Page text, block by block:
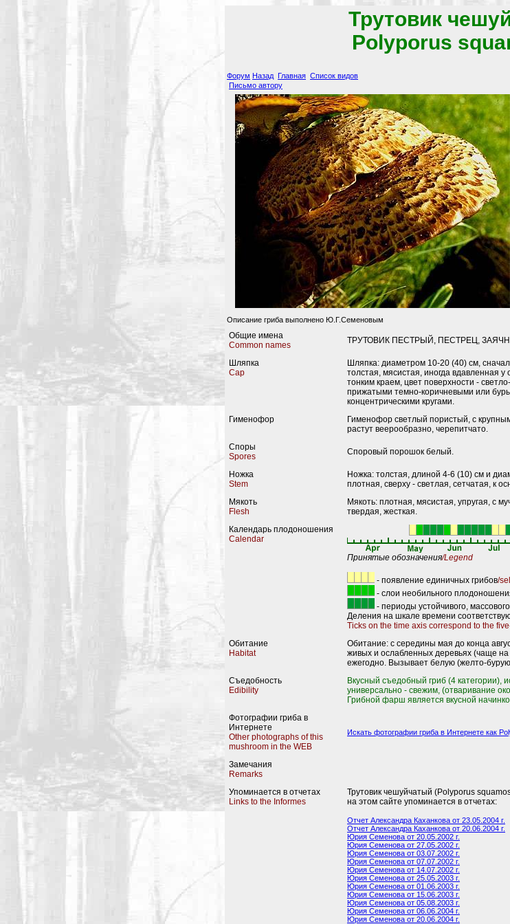
Трутовик
Polyporus
Форум Назад Главная Список видов
Письмо автору
Описание гриба выполнено Ю.Г.Семеновым
Общие имена
Common names
ТРУТОВИК ПЕСТРЫЙ, ПЕСТРЕЦ,
Шляпка
Cap
Шляпка: диаметром 10-20 (40) см,
толстая, мясистая, иногда вдавленная
тонким краем, цвет поверхности -
прижатыми темно-коричневыми или
концентрическими кругами.
Гименофор
Гименофор светлый пористый, с
растут веерообразно, черепитчато.
Споры
Spores
Споровый порошок белый.
Ножка
Stem
Ножка: толстая, длиной 4-6 (10) см и
плотная, сверху - светлая, сетчатая, к
Мякоть
Flesh
Мякоть: плотная, мясистая, упругая, с
твердая, жесткая.
Календарь плодоношения
Calendar
Принятые обозначения/Legend
- появление единичных грибов/
- слои необильного
- периоды устойчивого,
Деления на шкале времени
Ticks on the time axis correspond to the
Обитание
Habitat
Обитание: с середины мая до конца
живых и ослабленных деревьях (чаще на
ежегодно. Вызывает белую (желто-
Съедобность
Edibility
Вкусный съедобный гриб (4 категории),
универсально - свежим, (отваривание
Грибной фарш является вкусной
Фотографии гриба в
Интернете
Other photographs of this
mushroom in the WEB
Искать фотографии гриба в Интернете как
Замечания
Remarks
Упоминается в отчетах
Links to the Informes
Трутовик чешуйчатый (Polyporus
на этом сайте упоминается в отчетах:
Отчет Александра Каханкова от 23.05.2004 г.
Отчет Александра Каханкова от 20.06.2004 г.
Юрия Семенова от 20.05.2002 г.
Юрия Семенова от 27.05.2002 г.
Юрия Семенова от 03.07.2002 г.
Юрия Семенова от 07.07.2002 г.
Юрия Семенова от 14.07.2002 г.
Юрия Семенова от 25.05.2003 г.
Юрия Семенова от 01.06.2003 г.
Юрия Семенова от 15.06.2003 г.
Юрия Семенова от 05.08.2003 г.
Юрия Семенова от 06.06.2004 г.
Юрия Семенова от 20.06.2004 г.